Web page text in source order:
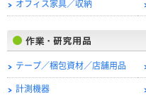
オフィス家具／収納
テープ／梱包資材／店舗用品
計測機器